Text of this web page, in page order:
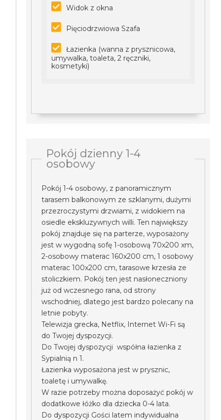
Widok z okna
Pięciodrzwiowa Szafa
Łazienka (wanna z prysznicowa,
umywalka, toaleta, 2 ręczniki,
kosmetyki)
Pokój dzienny 1-4
osobowy
Pokój 1-4 osobowy, z panoramicznym
tarasem balkonowym ze szklanymi, dużymi
przezroczystymi drzwiami, z widokiem na
osiedle ekskluzywnych willi. Ten największy
pokój znajduje się na parterze, wyposażony
jest w wygodną sofę 1-osobową 70x200 xm,
2-osobowy materac 160x200 cm, 1 osobowy
materac 100x200 cm, tarasowe krzesła ze
stoliczkiem. Pokój ten jest nasłoneczniony
już od wczesnego rana, od strony
wschodniej, dlatego jest bardzo polecany na
letnie pobyty.
Telewizja grecka, Netflix, Internet Wi-Fi są
do Twojej dyspozycji.
Do Twojej dyspozycji współna łazienka z
Sypialnią n 1.
Łazienka wyposażona jest w prysznic,
toaletę i umywalkę.
W razie potrzeby można doposażyć pokój w
dodatkowe łóżko dla dziecka 0-4 lata.
Do dyspozycji Gości latem indywidualna